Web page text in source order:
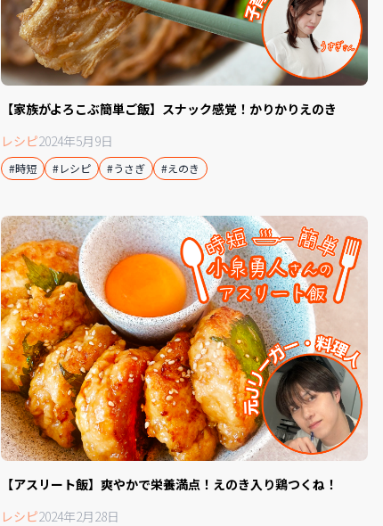
【家族がよろこぶ簡単ご飯】スナック感覚！かりかりえのき
レシピ2024年5月9日
#時短 #レシピ #うさぎ #えのき
【アスリート飯】爽やかで栄養満点！えのき入り鶏つくね！
レシピ2024年2月28日